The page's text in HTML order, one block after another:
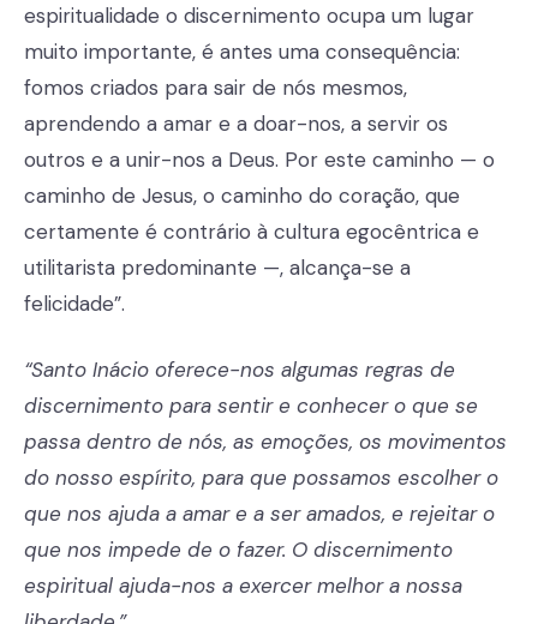
espiritualidade o discernimento ocupa um lugar
muito importante, é antes uma consequência:
fomos criados para sair de nós mesmos,
aprendendo a amar e a doar-nos, a servir os
outros e a unir-nos a Deus. Por este caminho — o
caminho de Jesus, o caminho do coração, que
certamente é contrário à cultura egocêntrica e
utilitarista predominante —, alcança-se a
felicidade”.
“Santo Inácio oferece-nos algumas regras de
discernimento para sentir e conhecer o que se
passa dentro de nós, as emoções, os movimentos
do nosso espírito, para que possamos escolher o
que nos ajuda a amar e a ser amados, e rejeitar o
que nos impede de o fazer. O discernimento
espiritual ajuda-nos a exercer melhor a nossa